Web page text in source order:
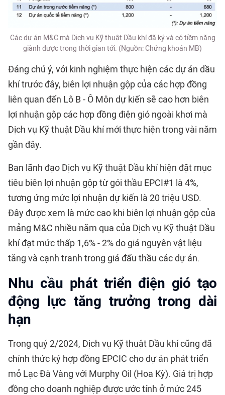
Các dự án M&C mà Dịch vụ Kỹ thuật Dầu khí đã ký và có tiềm năng
giành được trong thời gian tới. (Nguồn: Chứng khoán MB)
Đáng chú ý, với kinh nghiệm thực hiện các dự án dầu
khí trước đây, biên lợi nhuận gộp của các hợp đồng
liên quan đến Lô B - Ô Môn dự kiến sẽ cao hơn biên
lợi nhuận gộp các hợp đồng điện gió ngoài khơi mà
Dịch vụ Kỹ thuật Dầu khí mới thực hiện trong vài năm
gần đây.
Ban lãnh đạo Dịch vụ Kỹ thuật Dầu khí hiện đặt mục
tiêu biên lợi nhuận gộp từ gói thầu EPCI#1 là 4%,
tương ứng mức lợi nhuận dự kiến là 20 triệu USD.
Đây được xem là mức cao khi biên lợi nhuận gộp của
mảng M&C nhiều năm qua của Dịch vụ Kỹ thuật Dầu
khí đạt mức thấp 1,6% - 2% do giá nguyên vật liệu
tăng và cạnh tranh trong giá đấu thầu các dự án.
Nhu cầu phát triển điện gió tạo
động lực tăng trưởng trong dài
hạn
Trong quý 2/2024, Dịch vụ Kỹ thuật Dầu khí cũng đã
chính thức ký hợp đồng EPCIC cho dự án phát triển
mỏ Lạc Đà Vàng với Murphy Oil (Hoa Kỳ). Giá trị hợp
đồng cho doanh nghiệp được ước tính ở mức 245